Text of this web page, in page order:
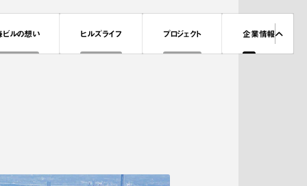
ビルの想い ヒルズライフ プロジェクト 企業情報